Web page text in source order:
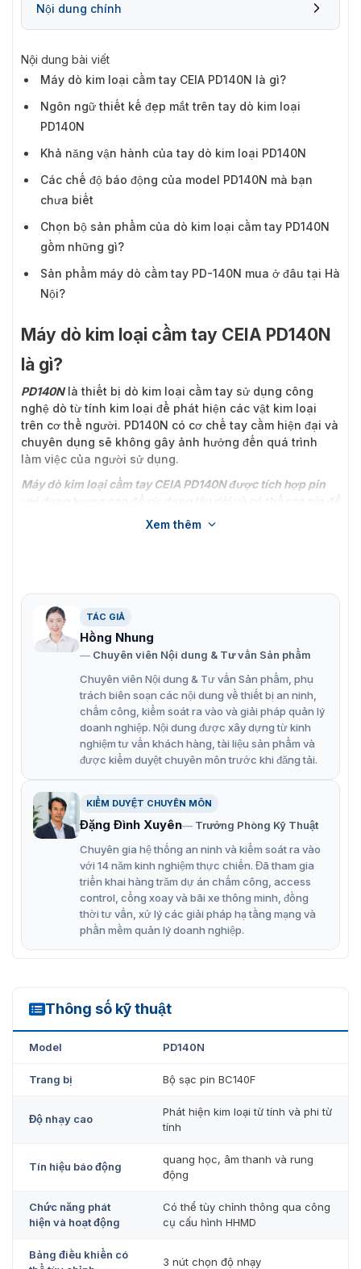
Nội dung chính
Nội dung bài viết
Máy dò kim loại cầm tay CEIA PD140N là gì?
Ngôn ngữ thiết kế đẹp mắt trên tay dò kim loại
PD140N
Khả năng vận hành của tay dò kim loại PD140N
Các chế độ báo động của model PD140N mà bạn
chưa biết
Chọn bộ sản phẩm của dò kim loại cầm tay PD140N
gồm những gì?
Sản phẩm máy dò cầm tay PD-140N mua ở đâu tại Hà
Nội?
Máy dò kim loại cầm tay CEIA PD140N
là gì?
PD140Nlà thiết bị dò kim loại cầm tay sử dụng công
nghệ dò từ tính kim loại để phát hiện các vật kim loại
trên cơ thể người. PD140N có cơ chế tay cầm hiện đại và
chuyên dụng sẽ không gây ảnh hưởng đến quá trình
làm việc của người sử dụng.
Máy dò kim loại cầm tay CEIA PD140N được tích hợp pin
Giới thiệu về máy dò kim loại cầm tay CEIA PD140N
Ngôn ngữ thiết kế đẹp mắt trên tay dò
kim loại PD140N
Tay dò kim loại PD140N có thiết kế nhỏ gọn và tinh tế là
sự lựa chọn lý tưởng cho việc mang theo mọi lúc, mọi
nơi của nhân viên bảo an. Vỏ nhựa chắc chắn mang lại
độ bền cao và tuổi thọ kéo dài, đồng thời bảo vệ thiết bị
khỏi các tác động bên ngoài thâm nhập vào các link
kiện điện tử.
mắt, tính di động cao
Khả năng vận hành của tay dò kim loại
Xem thêm
TÁC GIẢ
Hồng Nhung
Chuyên viên Nội dung & Tư vấn Sản phẩm
Chuyên viên Nội dung & Tư vấn Sản phẩm, phụ
trách biên soạn các nội dung về thiết bị an ninh,
chấm công, kiểm soát ra vào và giải pháp quản lý
doanh nghiệp. Nội dung được xây dựng từ kinh
nghiệm tư vấn khách hàng, tài liệu sản phẩm và
được kiểm duyệt chuyên môn trước khi đăng tải.
KIỂM DUYỆT CHUYÊN MÔN
Đặng Đình Xuyên
Trưởng Phòng Kỹ Thuật
Chuyên gia hệ thống an ninh và kiểm soát ra vào
với 14 năm kinh nghiệm thực chiến. Đã tham gia
triển khai hàng trăm dự án chấm công, access
control, cổng xoay và bãi xe thông minh, đồng
thời tư vấn, xử lý các giải pháp hạ tầng mạng và
phần mềm quản lý doanh nghiệp.
Thông số kỹ thuật
PD140N
Model PD140N
Trang bị Bộ sạc pin BC140F
Độ nhạy cao
Phát hiện kim loại từ tính và phi từ
tính
Tín hiệu báo động
quang học, âm thanh và rung
động
Chức năng phát
hiện và hoạt động
Có thể tùy chỉnh thông qua công
cụ cấu hình HHMD
Bảng điều khiển có
3 nút chọn độ nhạy